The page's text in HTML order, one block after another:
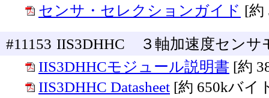
センサ・セレクションガイド [約
#11153 IIS3DHHC ３軸加速度センサ
IIS3DHHCモジュール説明書 [約
IIS3DHHC Datasheet [約 650kバイ